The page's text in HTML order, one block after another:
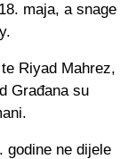
maja, a snage
Riyad Mahrez,
Građana su
godine ne dijele